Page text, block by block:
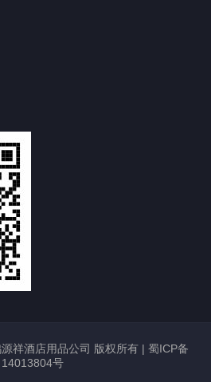
祥酒店用品公司 版权所有 | 蜀ICP备
14013804号